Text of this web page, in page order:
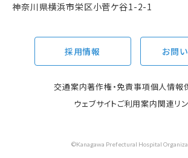
神奈川県横浜市栄区小菅ケ谷1-2-1
©Kanagawa Prefectural Hospital
採用情報 お問
交通案内著作権・免責事項個人情報
ウェブサイトご利用案内関連リ